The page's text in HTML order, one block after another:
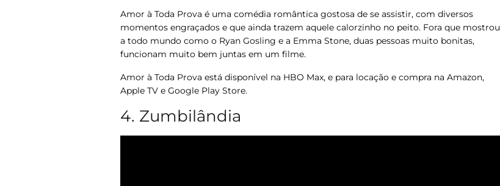
Amor à Toda Prova é uma comédia romântica gostosa de se assistir, com diversos
momentos engraçados e que ainda trazem aquele calorzinho no peito. Fora que mostrou
a todo mundo como o Ryan Gosling e a Emma Stone, duas pessoas muito bonitas,
funcionam muito bem juntas em um filme.
Amor à Toda Prova está disponível na HBO Max, e para locação e compra na Amazon,
Apple TV e Google Play Store.
4. Zumbilândia